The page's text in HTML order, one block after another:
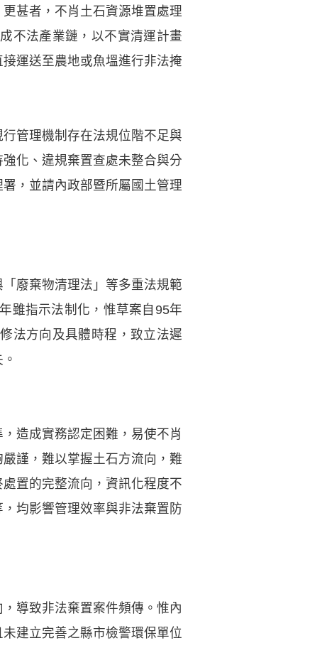
甚者，不肖土石資源堆置處理
不法產業鏈，以不實清運計畫
運送至農地或魚塭進行非法掩
管理機制存在法規位階不足與
化、違規棄置查處未整合與分
，並請內政部暨所屬國土管理
廢棄物清理法」等多重法規範
雖指示法制化，惟草案自95年
法方向及具體時程，致立法遲
造成實務認定困難，易使不肖
謹，難以掌握土石方流向，難
置的完整流向，資訊化程度不
均影響管理效率與非法棄置防
導致非法棄置案件頻傳。惟內
建立完善之縣市檢警環保單位